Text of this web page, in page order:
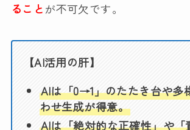
ることが不可欠です。
【AI活用の肝】
AIは「0→1」のたたき台や多
わせ生成が得意。
AIは「絶対的な正確性」や「